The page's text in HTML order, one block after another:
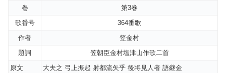
巻
第3巻
歌番号
364番歌
作者
笠金村
題詞
笠朝臣金村塩津山作歌二首
原文
大夫之 弓上振起 射都流矢乎 後将見人者 語継金